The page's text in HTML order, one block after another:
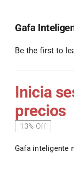
Gafa
Be the first to
Inicia
precios
13% Off
Gafa inteligente